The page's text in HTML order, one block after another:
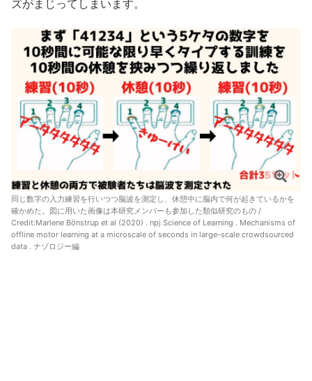
ズがまじってしまいます。
同じ数字の入力練習を行いつつ脳波を測定し、休憩中に脳内で何が起きているかを
確かめた。図に用いた画像は本研究メンバーも参加した類似研究のもの /
Credit:Marlene Bönstrup et al (2020) . npj Science of Learning . Mechanisms of
offline motor learning at a microscale of seconds in large-scale crowdsourced
data . ナゾロジー編